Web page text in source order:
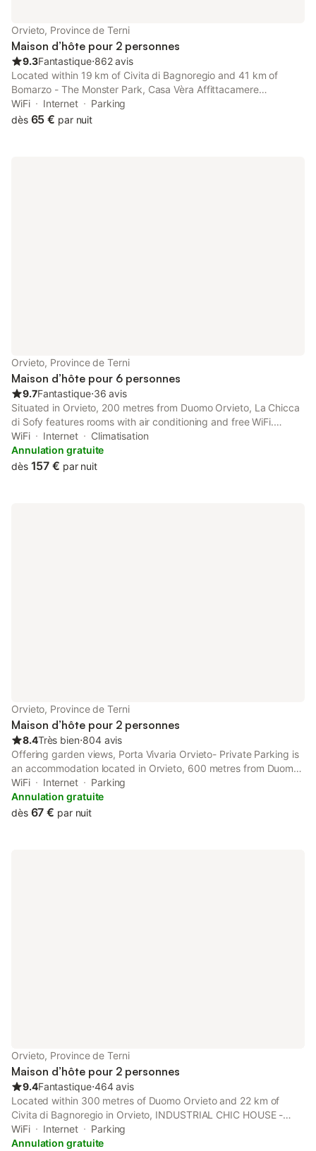
Orvieto, Province de Terni
Maison d’hôte pour 2 personnes
9.3Fantastique⋅862 avis
Located within 19 km of Civita di Bagnoregio and 41 km of
Bomarzo - The Monster Park, Casa Vèra Affittacamere
Appartamenti provides rooms in Orvieto. The property features
city and inner courtyard views, and is 300 metres from Duomo
WiFi Internet
Parking
dès 65 € par nuit
Orvieto, Province de Terni
Maison d’hôte pour 6 personnes
9.7Fantastique⋅36 avis
Situated in Orvieto, 200 metres from Duomo Orvieto, La Chicca
di Sofy features rooms with air conditioning and free WiFi.
Located around 20 km from Civita di Bagnoregio, the guest
house is also 42 km away from Bomarzo - The Monster Park.
WiFi Internet
Climatisation
Annulation gratuite
dès 157 € par nuit
Orvieto, Province de Terni
Maison d’hôte pour 2 personnes
8.4Très bien⋅804 avis
Offering garden views, Porta Vivaria Orvieto- Private Parking is
an accommodation located in Orvieto, 600 metres from Duomo
Orvieto and 20 km from Civita di Bagnoregio.
WiFi Internet
Parking
Annulation gratuite
dès 67 € par nuit
Orvieto, Province de Terni
Maison d’hôte pour 2 personnes
9.4Fantastique⋅464 avis
Located within 300 metres of Duomo Orvieto and 22 km of
Civita di Bagnoregio in Orvieto, INDUSTRIAL CHIC HOUSE -
Private parking provides accommodation with seating area.
WiFi Internet
Parking
Annulation gratuite